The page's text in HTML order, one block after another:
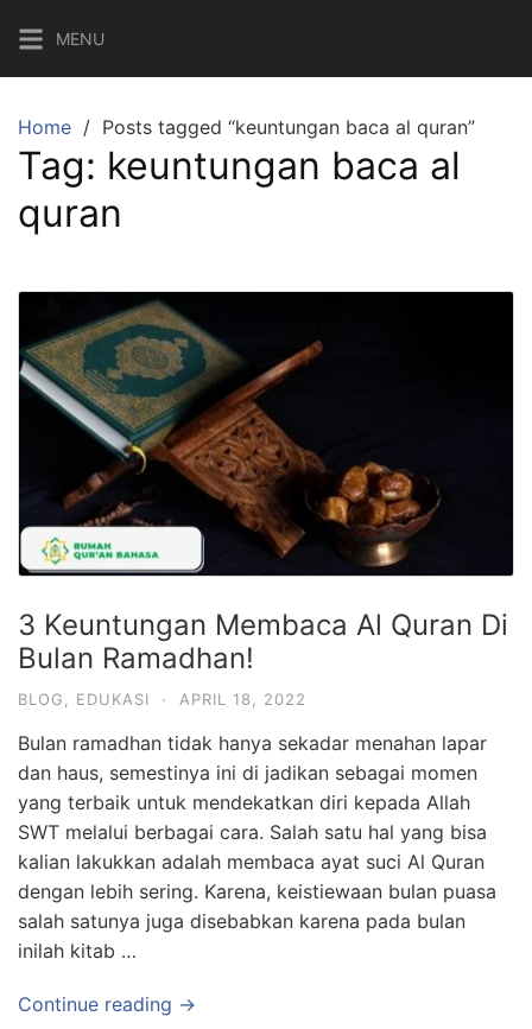
content
MENU
Home Posts tagged “keuntungan baca al quran”
Tag: keuntungan baca al
quran
3 Keuntungan Membaca Al Quran Di
Bulan Ramadhan!
BLOG EDUKASI · APRIL 18, 2022
Bulan ramadhan tidak hanya sekadar menahan lapar
dan haus, semestinya ini di jadikan sebagai momen
yang terbaik untuk mendekatkan diri kepada Allah
SWT melalui berbagai cara. Salah satu hal yang bisa
kalian lakukkan adalah membaca ayat suci Al Quran
dengan lebih sering. Karena, keistiewaan bulan puasa
salah satunya juga disebabkan karena pada bulan
inilah kitab …
Continue reading →